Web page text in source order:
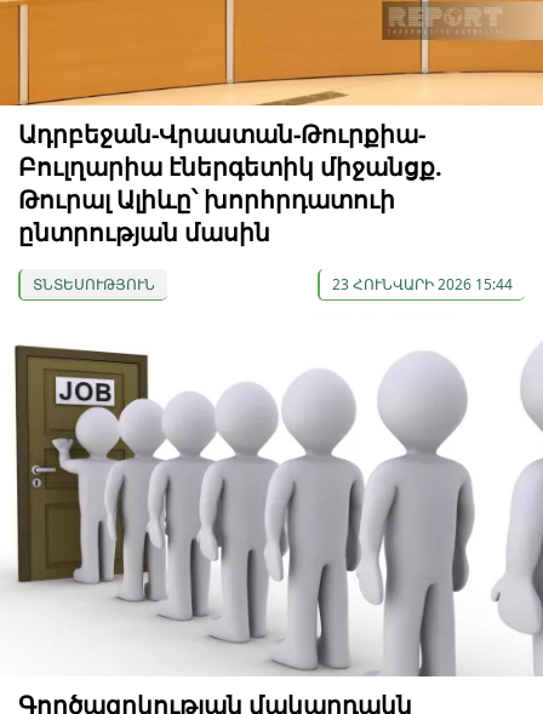
Ադրբեջան-Վրաստան-Թուրքիա-
Բուլղարիա էներգետիկ միջանցք.
Թուրալ Ալիևը՝ խորհրդատուի
ընտրության մասին
ՏՆՏԵՍՈՒԹՅՈՒՆ 23 ՀՈՒՆՎԱՐԻ 2026 15:44
Գործազրկության մակարդակն